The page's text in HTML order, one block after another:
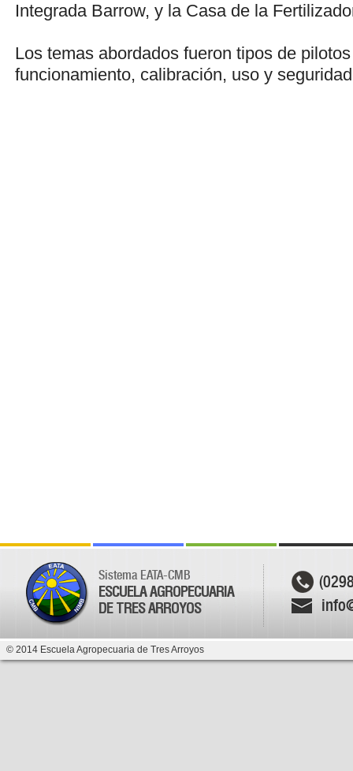
Integrada Barrow, y la Casa de la
Los temas abordados fueron tipos de
funcionamiento, calibración, uso y
Sistema EATA-CMB
ESCUELA AGROPECUARIA
DE TRES ARROYOS
© 2014 Escuela Agropecuaria de Tres Arroyos